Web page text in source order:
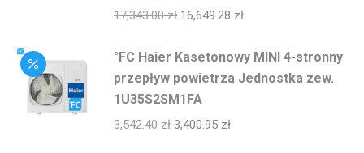
17,343.00zł 16,649.28 zł
°FC Haier Kasetonowy MINI 4-stronny
przepływ powietrza Jednostka zew.
1U35S2SM1FA
3,542.40zł 3,400.95 zł